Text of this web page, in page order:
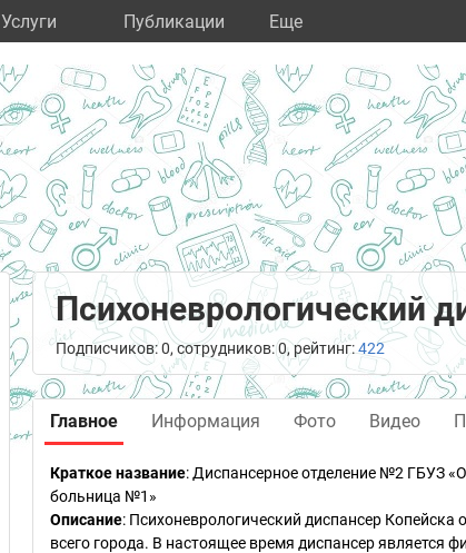
Услуги Публикации Eще
Психоневрологический
Подписчиков: 0, сотрудников: 0, рейтинг:422
Главное Информация Фото Видео
Краткое название: Диспансерное отделение №2 ГБУЗ
больница №1»
Описание: Психоневрологический диспансер
всего города. В настоящее время диспансер